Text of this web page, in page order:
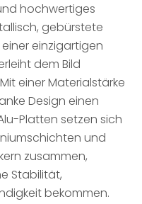
hochwertiges
gebürstete
einzigartigen
dem Bild
einer Materialstärke
Design einen
Platten setzen sich
und
zusammen,
Stabilität,
bekommen.